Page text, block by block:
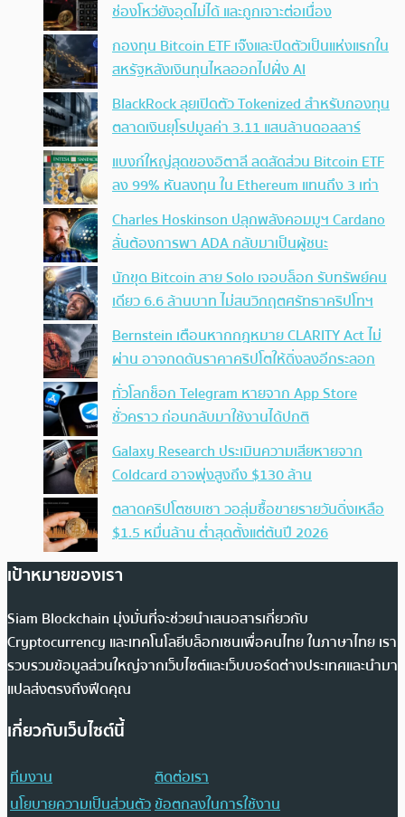
ช่องโหว่ยังอุดไม่ได้ และถูกเจาะต่อเนื่อง
กองทุน Bitcoin ETF เจ๊งและปิดตัวเป็นแห่งแรกใน
สหรัฐหลังเงินทุนไหลออกไปฝั่ง AI
BlackRock ลุยเปิดตัว Tokenized สำหรับกองทุน
ตลาดเงินยุโรปมูลค่า 3.11 แสนล้านดอลลาร์
แบงก์ใหญ่สุดของอิตาลี ลดสัดส่วน Bitcoin ETF
ลง 99% หันลงทุน ใน Ethereum แทนถึง 3 เท่า
Charles Hoskinson ปลุกพลังคอมมูฯ Cardano
ลั่นต้องการพา ADA กลับมาเป็นผู้ชนะ
นักขุด Bitcoin สาย Solo เจอบล็อก รับทรัพย์คน
เดียว 6.6 ล้านบาท ไม่สนวิกฤตศรัทธาคริปโทฯ
Bernstein เตือนหากกฎหมาย CLARITY Act ไม่
ผ่าน อาจกดดันราคาคริปโตให้ดิ่งลงอีกระลอก
ทั่วโลกช็อก Telegram หายจาก App Store
ชั่วคราว ก่อนกลับมาใช้งานได้ปกติ
Galaxy Research ประเมินความเสียหายจาก
Coldcard อาจพุ่งสูงถึง $130 ล้าน
ตลาดคริปโตซบเซา วอลุ่มซื้อขายรายวันดิ่งเหลือ
$1.5 หมื่นล้าน ต่ำสุดตั้งแต่ต้นปี 2026
เป้าหมายของเรา
Siam Blockchain มุ่งมั่นที่จะช่วยนำเสนอสารเกี่ยวกับ
Cryptocurrency และเทคโนโลยีบล็อกเชนเพื่อคนไทย ในภาษาไทย เรา
รวบรวมข้อมูลส่วนใหญ่จากเว็บไซต์และเว็บบอร์ดต่างประเทศและนำมา
แปลส่งตรงถึงฟีดคุณ
เกี่ยวกับเว็บไซต์นี้
ทีมงาน
ติดต่อเรา
นโยบายความเป็นส่วนตัวข้อตกลงในการใช้งาน